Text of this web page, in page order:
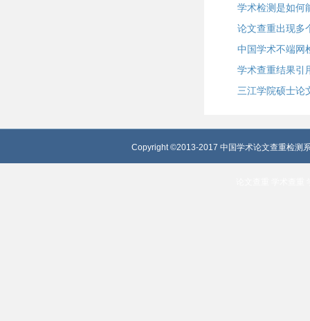
学术检测是如何
论文查重出现多
中国学术不端网
学术查重结果引
三江学院硕士论
Copyright ©2013-2017 中国学术论文查重检